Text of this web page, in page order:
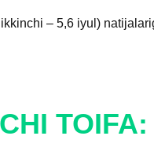
– 5,6 iyul)
TOIFA: